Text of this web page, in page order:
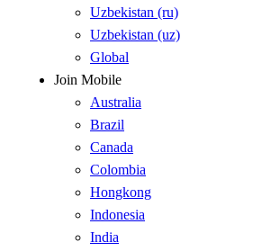
Uzbekistan (ru)
Uzbekistan (uz)
Global
Join Mobile
Australia
Brazil
Canada
Colombia
Hongkong
Indonesia
India